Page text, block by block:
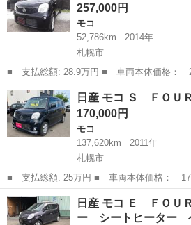
ーレス ベン...
257,000円
モコ
52,786km
2014年
札幌市
■ 支払総額: 28.9万円 ■ 車両本体価格： 257,000 円 ■ メーカー
名： 日産 ■ 車種名： モコ ■ グレー
660cc ■ ドア枚数： 5D ■ ミッション：
北海道 札幌市 モコ
日産 モコ Ｓ ＦＯＵ
170,000円
モコ
137,620km
2011年
札幌市
■ 支払総額: 25万円 ■ 車両本体価格： 170,000 円 ■ メーカー
名： 日産 ■ 車種名： モコ ■ グレー
ＷＤ ■ 排気量： 660cc ■ ドア枚数：
CVT...
北海道 札幌市 モコ
日産 モコ Ｅ ＦＯ
ー シートヒーター